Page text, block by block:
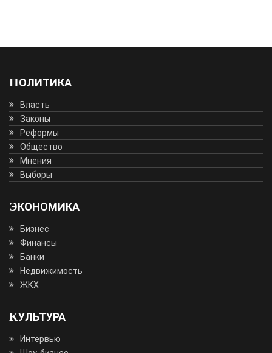
ПОЛИТИКА
Власть
Законы
Реформы
Общество
Мнения
Выборы
ЭКОНОМИКА
Бизнес
Финансы
Банки
Недвижимость
ЖКХ
КУЛЬТУРА
Интервью